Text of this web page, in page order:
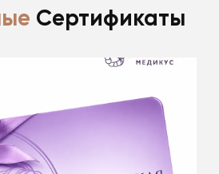
Сертификаты
вы сможете приобрести
КАРТЫ номиналом: